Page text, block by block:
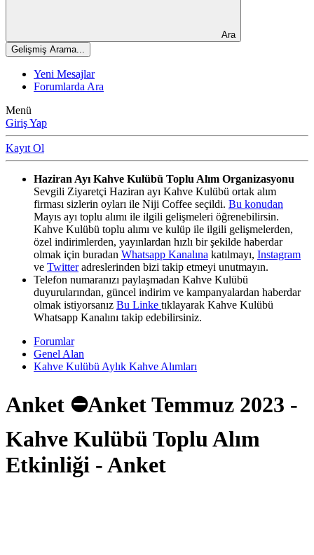
Ara
Gelişmiş Arama...
Yeni Mesajlar
Forumlarda Ara
Menü
Giriş Yap
Kayıt Ol
Haziran Ayı Kahve Kulübü Toplu Alım Organizasyonu
Sevgili Ziyaretçi Haziran ayı Kahve Kulübü ortak alım
firması sizlerin oyları ile Niji Coffee seçildi. Bu konudan
Mayıs ayı toplu alımı ile ilgili gelişmeleri öğrenebilirsin.
Kahve Kulübü toplu alımı ve kulüp ile ilgili gelişmelerden,
özel indirimlerden, yayınlardan hızlı bir şekilde haberdar
olmak için buradan Whatsapp Kanalına katılmayı, Instagram
ve Twitteradreslerinden bizi takip etmeyi unutmayın.
Telefon numaranızı paylaşmadan Kahve Kulübü
duyurularından, güncel indirim ve kampanyalardan haberdar
olmak istiyorsanız Bu Linke tıklayarak Kahve Kulübü
Whatsapp Kanalını takip edebilirsiniz.
Forumlar
Genel Alan
Kahve Kulübü Aylık Kahve Alımları
Anket ⛔Anket Temmuz 2023 -
Kahve Kulübü Toplu Alım
Etkinliği - Anket